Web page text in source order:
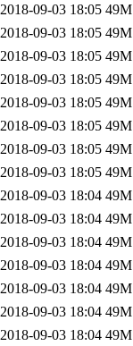
2018-09-03 18:05 49M
2018-09-03 18:05 49M
2018-09-03 18:05 49M
2018-09-03 18:05 49M
2018-09-03 18:05 49M
2018-09-03 18:05 49M
2018-09-03 18:05 49M
2018-09-03 18:05 49M
2018-09-03 18:04 49M
2018-09-03 18:04 49M
2018-09-03 18:04 49M
2018-09-03 18:04 49M
2018-09-03 18:04 49M
2018-09-03 18:04 49M
2018-09-03 18:04 49M